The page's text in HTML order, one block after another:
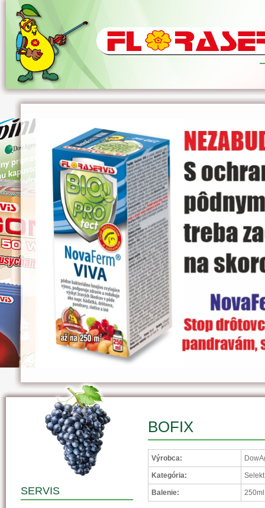
BOFIX
Výrobca:
Kategória:
Balenie:
SERVIS